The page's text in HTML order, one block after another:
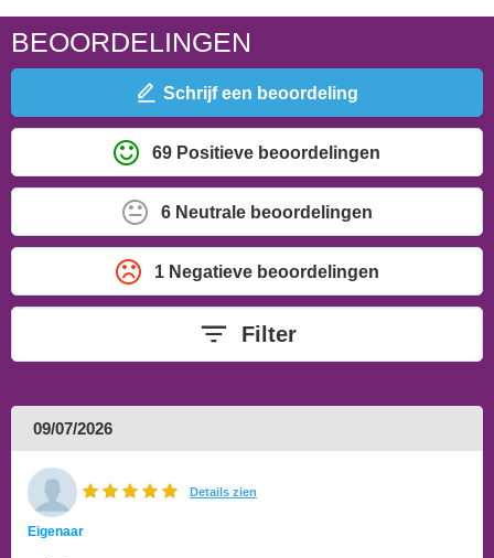
BEOORDELINGEN
Schrijf een beoordeling
69 Positieve beoordelingen
6 Neutrale beoordelingen
1 Negatieve beoordelingen
Filter
09/07/2026
Details zien
Eigenaar